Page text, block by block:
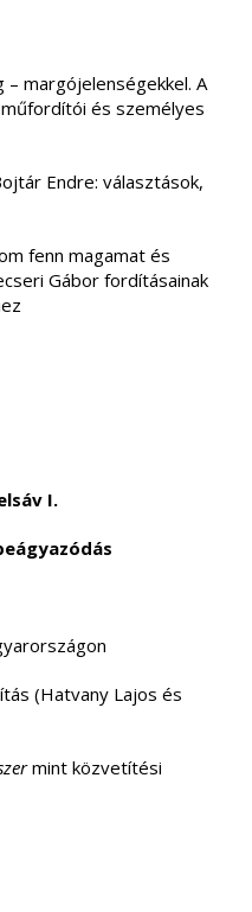
– margójelenségekkel. A
műfordítói és személyes
Endre: választások,
fenn magamat és
Gábor fordításainak
I.
(Hatvany Lajos és
mint közvetítési